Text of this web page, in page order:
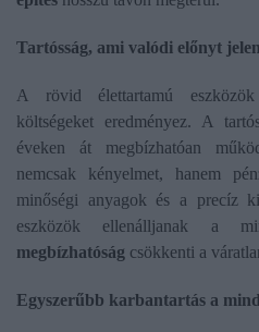
Tartósság, ami valódi előnyt
A rövid élettartamú
költségeket eredményez. A
éveken át megbízhatóan
nemcsak kényelmet, hanem
minőségi anyagok és a precíz
eszközök ellenálljanak a
megbízhatóság csökkenti a
Egyszerűbb karbantartás a